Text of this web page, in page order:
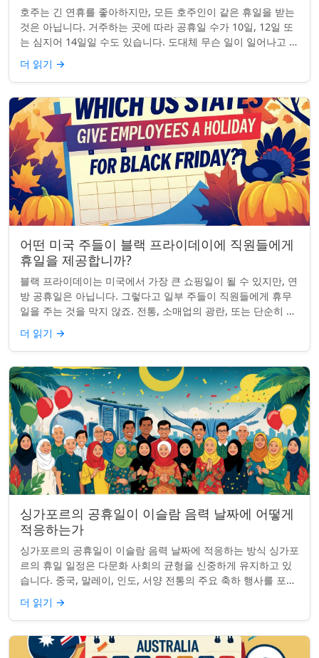
호주는 긴 연휴를 좋아하지만, 모든 호주인이 같은 휴일을 받는
것은 아닙니다. 거주하는 곳에 따라 공휴일 수가 10일, 12일 또
는 심지어 14일일 수도 있습니다. 도대체 무슨 일이 일어나고 있
는 걸까요? 왜 일부 ...
더 읽기 →
어떤 미국 주들이 블랙 프라이데이에 직원들에게
휴일을 제공합니까?
블랙 프라이데이는 미국에서 가장 큰 쇼핑일이 될 수 있지만, 연
방 공휴일은 아닙니다. 그렇다고 일부 주들이 직원들에게 휴무
일을 주는 것을 막지 않죠. 전통, 소매업의 광란, 또는 단순히 추
수감사절을 연장하는 것과 관...
더 읽기 →
싱가포르의 공휴일이 이슬람 음력 날짜에 어떻게
적응하는가
싱가포르의 공휴일이 이슬람 음력 날짜에 적응하는 방식 싱가포
르의 휴일 일정은 다문화 사회의 균형을 신중하게 유지하고 있
습니다. 중국, 말레이, 인도, 서양 전통의 주요 축하 행사를 포함
하여, 나라의 다양성을 반영합니...
더 읽기 →